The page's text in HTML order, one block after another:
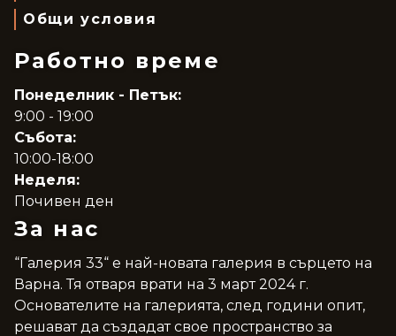
Общи условия
Работно време
Понеделник - Петък:
9:00 - 19:00
Събота:
10:00-18:00
Неделя:
Почивен ден
За нас
“Галерия 33“ е най-новата галерия в сърцето на
Варна. Тя отваря врати на 3 март 2024 г.
Основателите на галерията, след години опит,
решават да създадат свое пространство за